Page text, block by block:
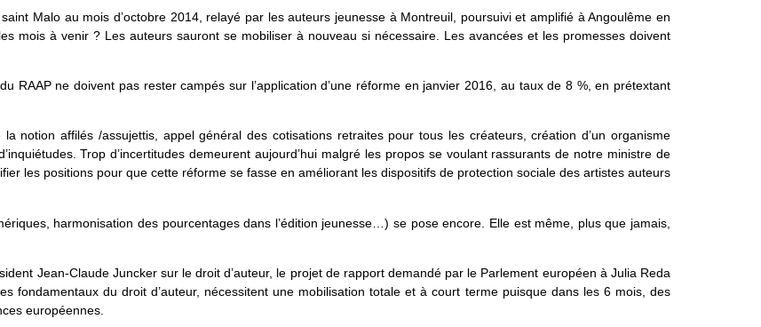
Malo au mois d’octobre 2014, relayé par les auteurs jeunesse à Montreuil, poursuivi et amplifié à Angoulême en
mois à venir ? Les auteurs sauront se mobiliser à nouveau si nécessaire. Les avancées et les promesses doivent
RAAP ne doivent pas rester campés sur l’application d’une réforme en janvier 2016, au taux de 8 %, en prétextant
notion affilés /assujettis, appel général des cotisations retraites pour tous les créateurs, création d’un organisme
Trop d’incertitudes demeurent aujourd’hui malgré les propos se voulant rassurants de notre ministre de
les positions pour que cette réforme se fasse en améliorant les dispositifs de protection sociale des artistes auteurs
harmonisation des pourcentages dans l’édition jeunesse…) se pose encore. Elle est même, plus que jamais,
Jean-Claude Juncker sur le droit d’auteur, le projet de rapport demandé par le Parlement européen à Julia Reda
fondamentaux du droit d’auteur, nécessitent une mobilisation totale et à court terme puisque dans les 6 mois, des
européennes.